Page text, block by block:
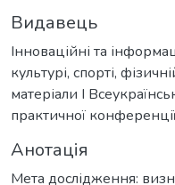
Видавець
Інноваційні та
культурі, спорті,
матеріали I
практичної
Анотація
Мета дослідження: